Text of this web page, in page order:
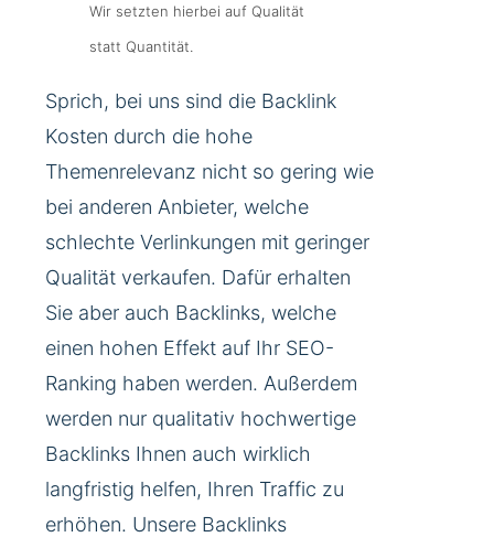
Wir setzten hierbei auf Qualität
statt Quantität.
Sprich, bei uns sind die Backlink
Kosten durch die hohe
Themenrelevanz nicht so gering wie
bei anderen Anbieter, welche
schlechte Verlinkungen mit geringer
Qualität verkaufen. Dafür erhalten
Sie aber auch Backlinks, welche
einen hohen Effekt auf Ihr SEO-
Ranking haben werden. Außerdem
werden nur qualitativ hochwertige
Backlinks Ihnen auch wirklich
langfristig helfen, Ihren Traffic zu
erhöhen. Unsere Backlinks